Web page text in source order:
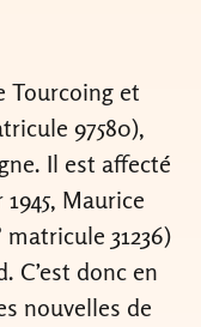
Tourcoing et
97580),
Il est affecté
Maurice
31236)
C’est donc en
nouvelles de